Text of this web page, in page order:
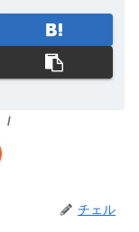
チェル